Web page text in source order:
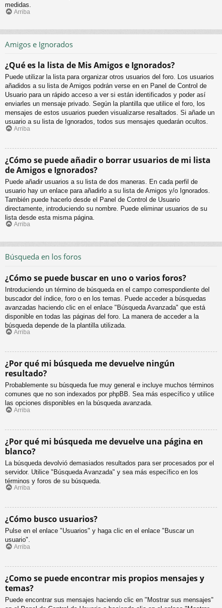
medidas.
Arriba
Amigos e Ignorados
¿Qué es la lista de Mis Amigos e Ignorados?
Puede utilizar la lista para organizar otros usuarios del foro. Los usuarios
añadidos a su lista de Amigos podrán verse en en Panel de Control de
Usuario para un rápido acceso a ver si están identificados y poder así
enviarles un mensaje privado. Según la plantilla que utilice el foro, los
mensajes de estos usuarios pueden visualizarse resaltados. Si añade un
usuario a su lista de Ignorados, todos sus mensajes quedarán ocultos.
Arriba
¿Cómo se puede añadir o borrar usuarios de mi lista
de Amigos e Ignorados?
Puede añadir usuarios a su lista de dos maneras. En cada perfil de
usuario hay un enlace para añadirlo a su lista de Amigos y/o Ignorados.
También puede hacerlo desde el Panel de Control de Usuario
directamente, introduciendo su nombre. Puede eliminar usuarios de su
lista desde esta misma página.
Arriba
Búsqueda en los foros
¿Cómo se puede buscar en uno o varios foros?
Introduciendo un término de búsqueda en el campo correspondiente del
buscador del índice, foro o en los temas. Puede acceder a búsquedas
avanzadas haciendo clic en el enlace "Búsqueda Avanzada" que está
disponible en todas las páginas del foro. La manera de acceder a la
búsqueda depende de la plantilla utilizada.
Arriba
¿Por qué mi búsqueda me devuelve ningún
resultado?
Probablemente su búsqueda fue muy general e incluye muchos términos
comunes que no son indexados por phpBB. Sea más específico y utilice
las opciones disponibles en la búsqueda avanzada.
Arriba
¿Por qué mi búsqueda me devuelve una página en
blanco?
La búsqueda devolvió demasiados resultados para ser procesados por el
servidor. Utilice "Búsqueda Avanzada" y sea más específico en los
términos y foros de su búsqueda.
Arriba
¿Cómo busco usuarios?
Pulse en el enlace "Usuarios" y haga clic en el enlace "Buscar un
usuario".
Arriba
¿Como se puede encontrar mis propios mensajes y
temas?
Puede encontrar sus mensajes haciendo clic en "Mostrar sus mensajes"